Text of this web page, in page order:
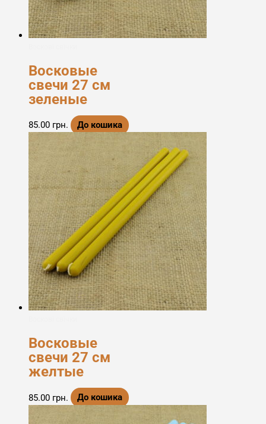
Восковые
свечи 27 см
зеленые
85.00 грн. До кошика
Восковые
свечи 27 см
желтые
85.00 грн. До кошика